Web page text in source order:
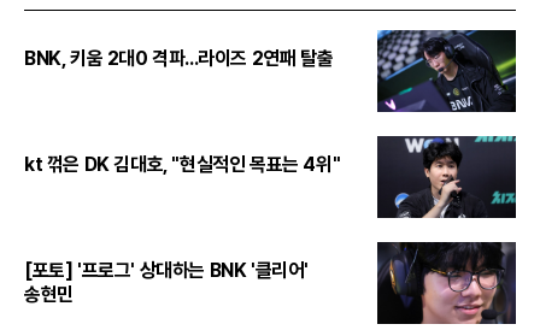
BNK, 키움 2대0 격파...라이즈 2연패 탈출
kt 꺾은 DK 김대호, "현실적인 목표는 4위"
[포토] '프로그' 상대하는 BNK '클리어'
송현민